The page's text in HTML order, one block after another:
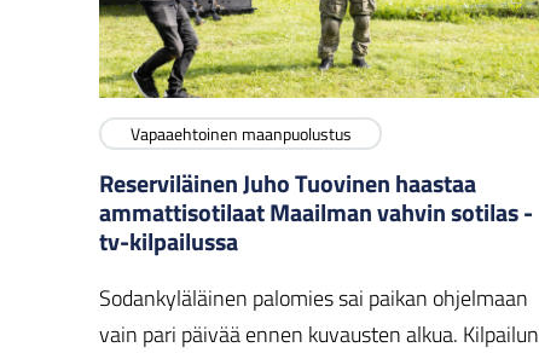
Vapaaehtoinen maanpuolustus
Reserviläinen Juho Tuovinen haastaa
ammattisotilaat Maailman vahvin sotilas -
tv-kilpailussa
Sodankyläläinen palomies sai paikan ohjelmaan
vain pari päivää ennen kuvausten alkua. Kilpailun